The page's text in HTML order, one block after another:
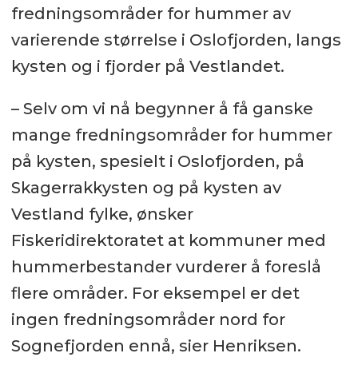
fredningsområder for hummer av
varierende størrelse i Oslofjorden, langs
kysten og i fjorder på Vestlandet.
– Selv om vi nå begynner å få ganske
mange fredningsområder for hummer
på kysten, spesielt i Oslofjorden, på
Skagerrakkysten og på kysten av
Vestland fylke, ønsker
Fiskeridirektoratet at kommuner med
hummerbestander vurderer å foreslå
flere områder. For eksempel er det
ingen fredningsområder nord for
Sognefjorden ennå, sier Henriksen.